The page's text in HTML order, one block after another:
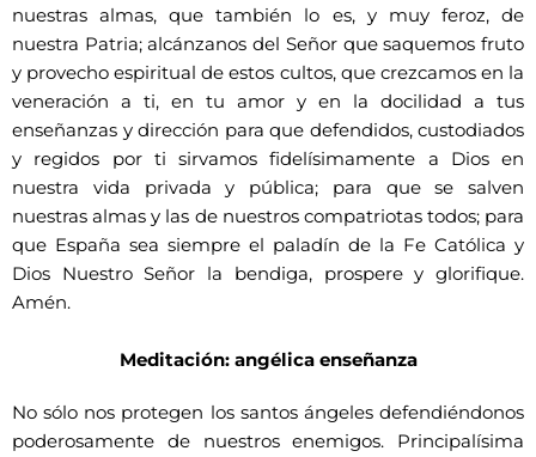
nuestras almas, que también lo es, y muy feroz, de
nuestra Patria; alcánzanos del Señor que saquemos fruto
y provecho espiritual de estos cultos, que crezcamos en la
veneración a ti, en tu amor y en la docilidad a tus
enseñanzas y dirección para que defendidos, custodiados
y regidos por ti sirvamos fidelísimamente a Dios en
nuestra vida privada y pública; para que se salven
nuestras almas y las de nuestros compatriotas todos; para
que España sea siempre el paladín de la Fe Católica y
Dios Nuestro Señor la bendiga, prospere y glorifique.
Amén.
Meditación: angélica enseñanza
No sólo nos protegen los santos ángeles defendiéndonos
poderosamente de nuestros enemigos. Principalísima